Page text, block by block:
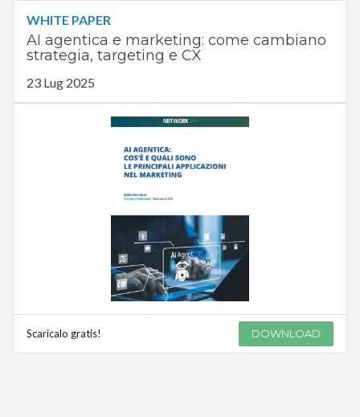
WHITE PAPER
AI agentica e marketing: come cambiano
strategia, targeting e CX
23 Lug 2025
Scaricalo gratis! DOWNLOAD